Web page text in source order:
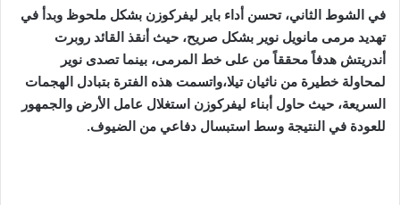
في الشوط الثاني، تحسن أداء باير ليفركوزن بشكل ملحوظ وبدأ في
تهديد مرمى مانويل نوير بشكل صريح، حيث أنقذ القائد روبرت
أندريتش هدفاً محققاً من على خط المرمى، بينما تصدى نوير
لمحاولة خطيرة من ناثيان تيلا،واتسمت هذه الفترة بتبادل الهجمات
السريعة، حيث حاول أبناء ليفركوزن استغلال عامل الأرض والجمهور
للعودة في النتيجة وسط استبسال دفاعي من الضيوف.